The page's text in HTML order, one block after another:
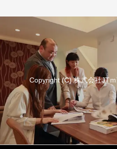
Copyright (C) 株式会社JT